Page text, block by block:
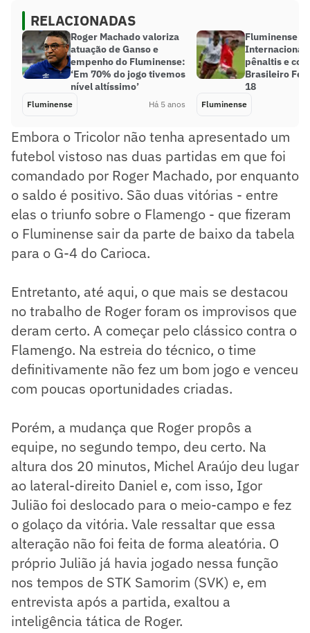
RELACIONADAS
Roger Machado valoriza
atuação de Ganso e
empenho do Fluminense:
‘Em 70% do jogo tivemos
nível altíssimo’
Fluminense Há 5 anos
Fluminense
Internacional
pênaltis e
Brasileiro
18
Fluminense
Embora o Tricolor não tenha apresentado um
futebol vistoso nas duas partidas em que foi
comandado por Roger Machado, por enquanto
o saldo é positivo. São duas vitórias - entre
elas o triunfo sobre o Flamengo - que fizeram
o Fluminense sair da parte de baixo da tabela
para o G-4 do Carioca.
Entretanto, até aqui, o que mais se destacou
no trabalho de Roger foram os improvisos que
deram certo. A começar pelo clássico contra o
Flamengo. Na estreia do técnico, o time
definitivamente não fez um bom jogo e venceu
com poucas oportunidades criadas.
Porém, a mudança que Roger propôs a
equipe, no segundo tempo, deu certo. Na
altura dos 20 minutos, Michel Araújo deu lugar
ao lateral-direito Daniel e, com isso, Igor
Julião foi deslocado para o meio-campo e fez
o golaço da vitória. Vale ressaltar que essa
alteração não foi feita de forma aleatória. O
próprio Julião já havia jogado nessa função
nos tempos de STK Samorim (SVK) e, em
entrevista após a partida, exaltou a
inteligência tática de Roger.